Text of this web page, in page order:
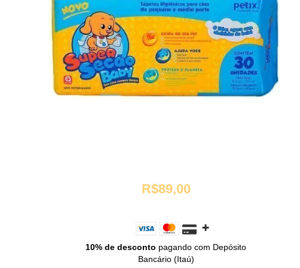
R$89,00
10% de desconto pagando com Depósito
Bancário (Itaú)